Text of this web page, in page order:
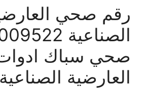
رقم صحي
صحي سباك
العارضية الصناعية